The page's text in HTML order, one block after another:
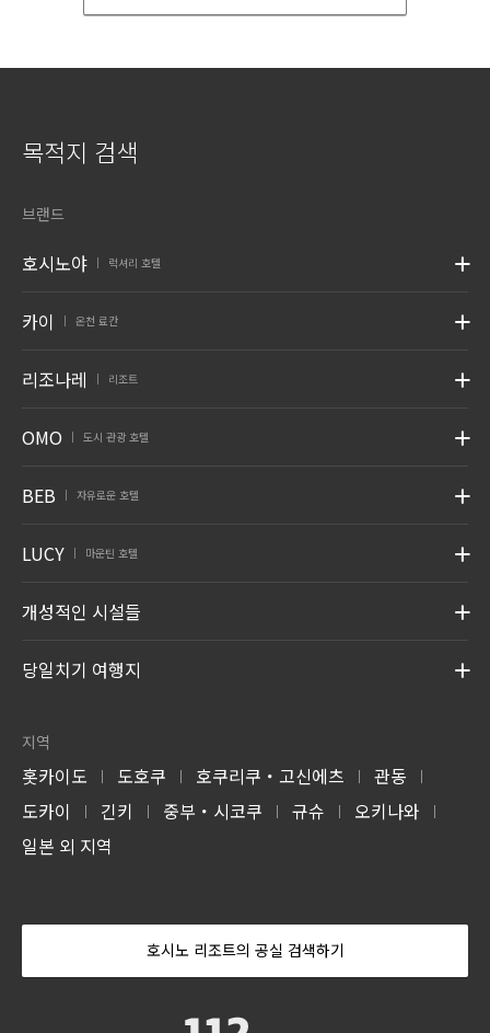
목적지 검색
브랜드
호시노야 럭셔리 호텔
카이 온천 료칸
리조나레 리조트
OMO 도시 관광 호텔
BEB 자유로운 호텔
LUCY 마운틴 호텔
개성적인 시설들
당일치기 여행지
지역
홋카이도 | 도호쿠 | 호쿠리쿠・고신에츠 | 관동 |
도카이 | 긴키 | 중부・시코쿠 | 규슈 | 오키나와 |
일본 외 지역
호시노 리조트의 공실 검색하기